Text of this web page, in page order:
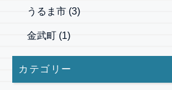
うるま市 (3)
金武町 (1)
カテゴリー